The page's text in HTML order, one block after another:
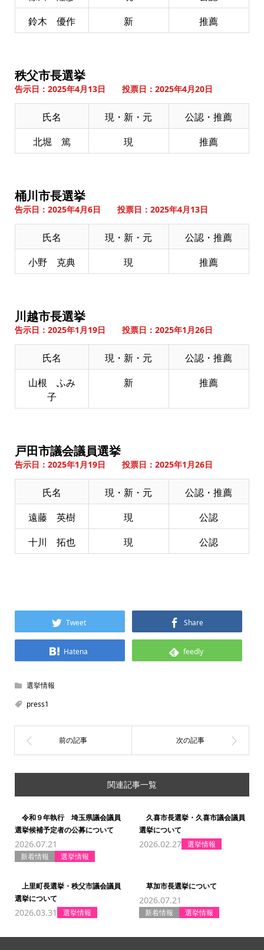
鈴木 優作
新 推薦
秩父市長選挙
告示日：2025年4月13日 投票日：2025年4月20日
氏名 現・新・元
公認・推薦
北堀 篤
現 推薦
桶川市長選挙
告示日：2025年4月6日 投票日：2025年4月13日
氏名 現・新・元
公認・推薦
小野 克典
現 推薦
川越市長選挙
告示日：2025年1月19日 投票日：2025年1月26日
氏名 現・新・元
公認・推薦
山根 ふみ
子
新 推薦
戸田市議会議員選挙
告示日：2025年1月19日 投票日：2025年1月26日
氏名 現・新・元
公認・推薦
遠藤 英樹
現
公認
十川 拓也
現 公認
Tweet Share
Hatena feedly
選挙情報
press1
関連記事一覧
令和９年執行 埼玉県議会議員
選挙候補予定者の公募について
2026.07.21
新着情報 選挙情報
久喜市長選挙・久喜市議会議員
選挙について
2026.02.27 選挙情報
上里町長選挙・秩父市議会議員
選挙について
2026.03.31 選挙情報
草加市長選挙について
2026.07.21
新着情報 選挙情報